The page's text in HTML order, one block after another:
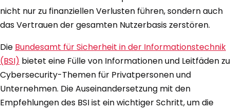
nicht nur zu finanziellen Verlusten führen, sondern auch
das Vertrauen der gesamten Nutzerbasis zerstören.
Die Bundesamt für Sicherheit in der Informationstechnik
(BSI) bietet eine Fülle von Informationen und Leitfäden zu
Cybersecurity-Themen für Privatpersonen und
Unternehmen. Die Auseinandersetzung mit den
Empfehlungen des BSI ist ein wichtiger Schritt, um die